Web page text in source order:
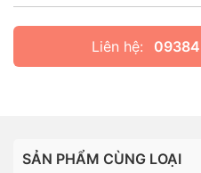
Liên hệ:
SẢN PHẨM CÙNG LOẠI